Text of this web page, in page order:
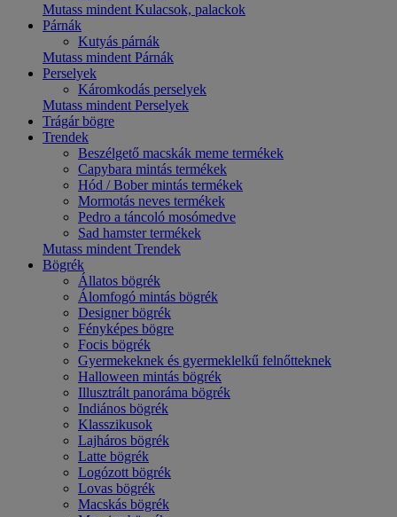
Mutass mindent Kulacsok, palackok
Párnák
Kutyás párnák
Mutass mindent Párnák
Perselyek
Káromkodás perselyek
Mutass mindent Perselyek
Trágár bögre
Trendek
Beszélgető macskák meme termékek
Capybara mintás termékek
Hód / Bober mintás termékek
Mormotás neves termékek
Pedro a táncoló mosómedve
Sad hamster termékek
Mutass mindent Trendek
Bögrék
Állatos bögrék
Álomfogó mintás bögrék
Designer bögrék
Fényképes bögre
Focis bögrék
Gyermekeknek és gyermeklelkű felnőtteknek
Halloween mintás bögrék
Illusztrált panoráma bögrék
Indiános bögrék
Klasszikusok
Lajháros bögrék
Latte bögrék
Logózott bögrék
Lovas bögrék
Macskás bögrék